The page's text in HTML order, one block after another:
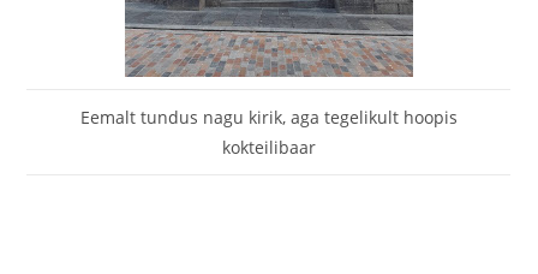
Eemalt tundus nagu kirik, aga tegelikult hoopis
kokteilibaar